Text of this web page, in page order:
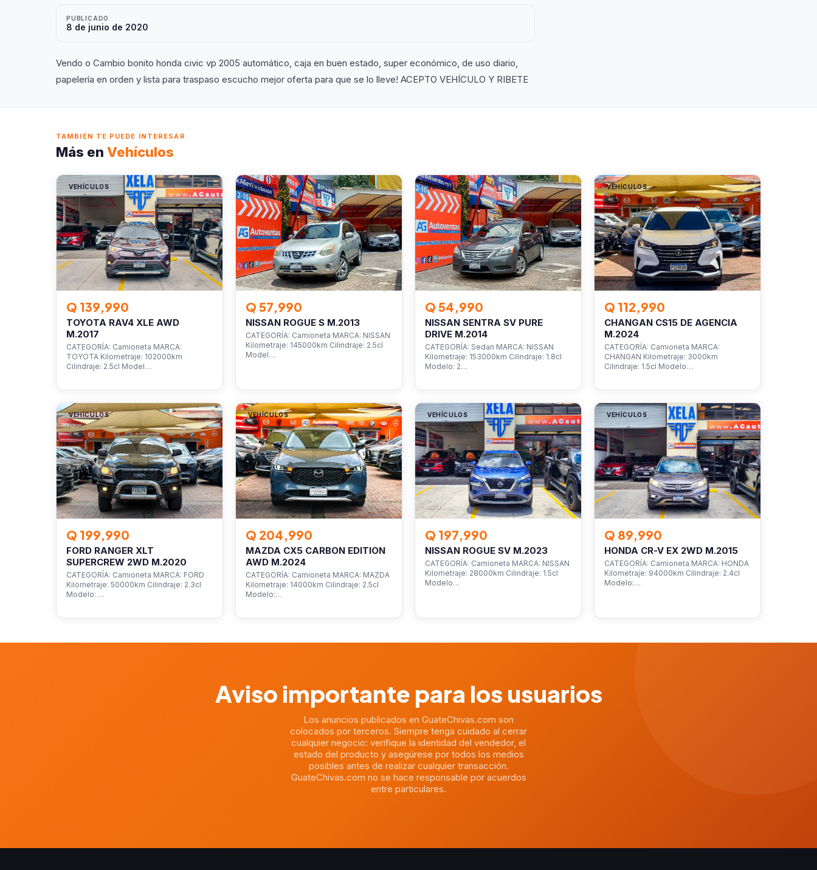
PUBLICADO
8 de junio de 2020
Vendo o Cambio bonito honda civic vp 2005 automático, caja en buen estado, super económico, de uso diario,
papelería en orden y lista para traspaso escucho mejor oferta para que se lo lleve! ACEPTO VEHÍCULO Y RIBETE
TAMBIÉN TE PUEDE INTERESAR
Más en Vehículos
VEHÍCULOS
Q 139,990
TOYOTA RAV4 XLE AWD
M.2017
CATEGORÍA: Camioneta MARCA:
TOYOTA Kilometraje: 102000km
Cilindraje: 2.5cl Model…
VEHÍCULOS
Q 57,990
NISSAN ROGUE S M.2013
CATEGORÍA: Camioneta MARCA: NISSAN
Kilometraje: 145000km Cilindraje: 2.5cl
Model…
VEHÍCULOS
Q 54,990
NISSAN SENTRA SV PURE
DRIVE M.2014
CATEGORÍA: Sedan MARCA: NISSAN
Kilometraje: 153000km Cilindraje: 1.8cl
Modelo: 2…
VEHÍCULOS
Q 112,990
CHANGAN CS15 DE AGENCIA
M.2024
CATEGORÍA: Camioneta MARCA:
CHANGAN Kilometraje: 3000km
Cilindraje: 1.5cl Modelo…
VEHÍCULOS
Q 199,990
FORD RANGER XLT
SUPERCREW 2WD M.2020
CATEGORÍA: Camioneta MARCA: FORD
Kilometraje: 50000km Cilindraje: 2.3cl
Modelo: …
VEHÍCULOS
Q 204,990
MAZDA CX5 CARBON EDITION
AWD M.2024
CATEGORÍA: Camioneta MARCA: MAZDA
Kilometraje: 14000km Cilindraje: 2.5cl
Modelo:…
VEHÍCULOS
Q 197,990
NISSAN ROGUE SV M.2023
CATEGORÍA: Camioneta MARCA: NISSAN
Kilometraje: 28000km Cilindraje: 1.5cl
Modelo…
VEHÍCULOS
Q 89,990
HONDA CR-V EX 2WD M.2015
CATEGORÍA: Camioneta MARCA: HONDA
Kilometraje: 94000km Cilindraje: 2.4cl
Modelo:…
Aviso importante para los usuarios
Los anuncios publicados en GuateChivas.com son
colocados por terceros. Siempre tenga cuidado al cerrar
cualquier negocio: verifique la identidad del vendedor, el
estado del producto y asegúrese por todos los medios
posibles antes de realizar cualquier transacción.
GuateChivas.com no se hace responsable por acuerdos
entre particulares.